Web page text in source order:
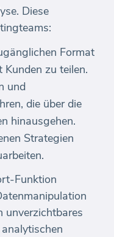
Diese
Format
zu teilen.
und
die über die
hinausgehen.
Strategien
Funktion
unverzichtbares